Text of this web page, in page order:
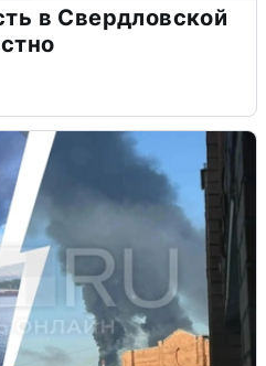
в Свердловской